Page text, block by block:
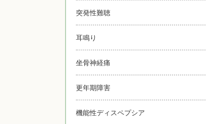
突発性難聴
耳鳴り
坐骨神経痛
更年期障害
機能性ディスペプシア